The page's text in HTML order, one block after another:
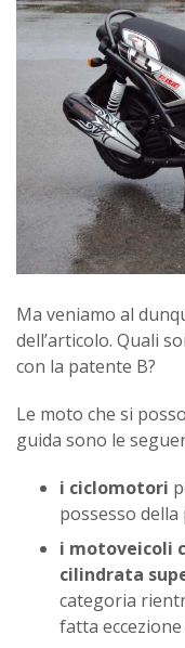
Ma veniamo al
dell’articolo. Quali
con la patente B?
Le moto che si
guida sono le
i ciclomotori
possesso
i motoveicoli
cilindrata
categoria
fatta